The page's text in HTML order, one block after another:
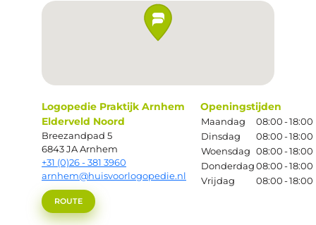
Logopedie Praktijk Arnhem
Elderveld Noord
Breezandpad 5
6843 JA Arnhem
+31 (0)26 - 381 3960
arnhem@huisvoorlogopedie.nl
ROUTE
Openingstijden
Maandag 08:00-18:00
Dinsdag
08:00-18:00
Woensdag 08:00-18:00
Donderdag08:00-18:00
Vrijdag
08:00-18:00